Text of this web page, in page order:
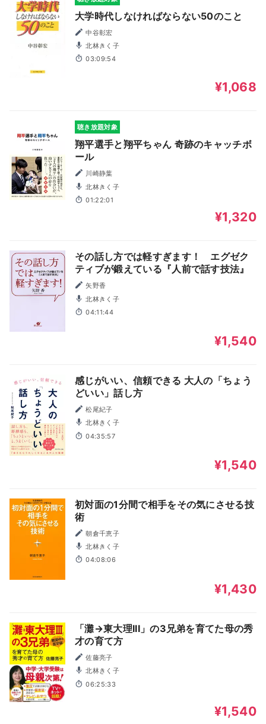
大学時代しなければならない50のこと
中谷彰宏
北林きく子
03:09:54
¥1,068
聴き放題対象
翔平選手と翔平ちゃん 奇跡のキャッチボ
ール
川崎静葉
北林きく子
01:22:01
¥1,320
その話し方では軽すぎます！ エグゼク
ティブが鍛えている『人前で話す技法』
矢野香
北林きく子
04:11:44
¥1,540
感じがいい、信頼できる 大人の「ちょう
どいい」話し方
松尾紀子
北林きく子
04:35:57
¥1,540
初対面の1分間で相手をその気にさせる技
術
朝倉千恵子
北林きく子
04:08:06
¥1,430
「灘→東大理III」の3兄弟を育てた母の秀
才の育て方
佐藤亮子
北林きく子
06:25:33
¥1,540